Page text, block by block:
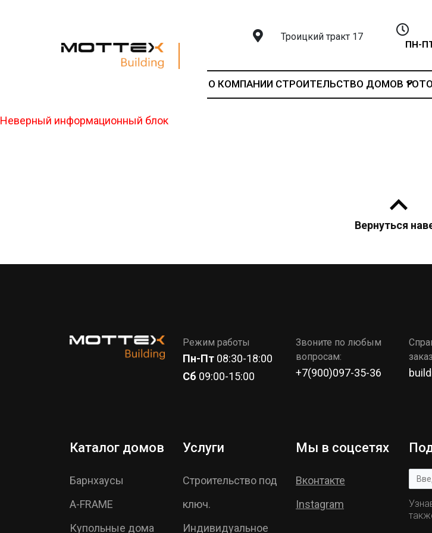
Троицкий тракт 17
ПН-
О КОМПАНИИ СТРОИТЕЛЬСТВО ДОМОВ
Неверный информационный блок
Вернуться
Режим работы
Пн-Пт 08:30-18:00
Сб 09:00-15:00
Звоните по любым
вопросам:
+7(900)097-35-36
Каталог домов
Барнхаусы
A-FRAME
Купольные дома
Услуги
Строительство под
ключ.
Индивидуальное
Мы в соцсетях
Вконтакте
Instagram